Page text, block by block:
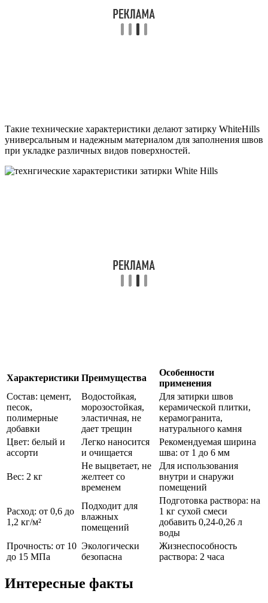
Такие технические характеристики делают затирку WhiteHills
универсальным и надежным материалом для заполнения швов
при укладке различных видов поверхностей.
Характеристики Преимущества
Особенности
применения
Состав: цемент,
песок,
полимерные
добавки
Водостойкая,
морозостойкая,
эластичная, не
дает трещин
Для затирки швов
керамической плитки,
керамогранита,
натурального камня
Цвет: белый и
ассорти
Легко наносится
и очищается
Рекомендуемая ширина
шва: от 1 до 6 мм
Вес: 2 кг
Не выцветает, не
желтеет со
временем
Для использования
внутри и снаружи
помещений
Расход: от 0,6 до
1,2 кг/м²
Подходит для
влажных
помещений
Подготовка раствора: на
1 кг сухой смеси
добавить 0,24-0,26 л
воды
Прочность: от 10
до 15 МПа
Экологически
безопасна
Жизнеспособность
раствора: 2 часа
Интересные факты